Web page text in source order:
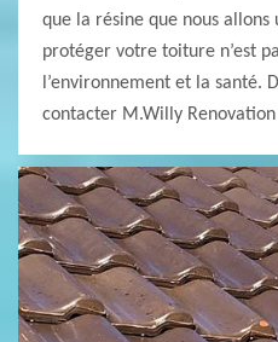
que la résine que nous
protéger votre toiture n’est
l’environnement et la santé.
contacter M.Willy